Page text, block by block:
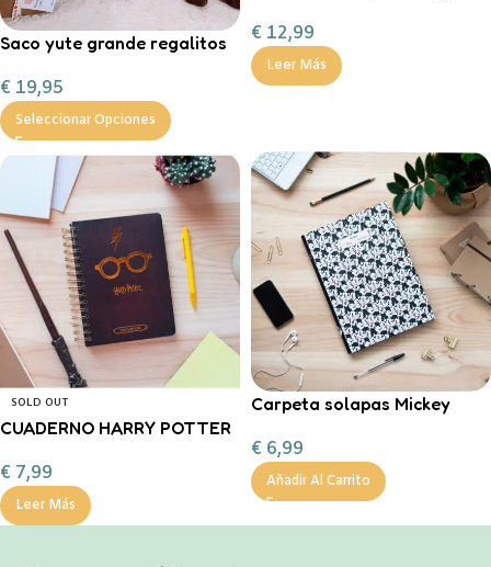
Saco yute grande regalitos
€ 19,95
Seleccionar Opciones
€ 12,99
Leer Más
SOLD OUT
CUADERNO HARRY POTTER
€ 7,99
Leer Más
Carpeta solapas Mickey
€ 6,99
Añadir Al Carrito